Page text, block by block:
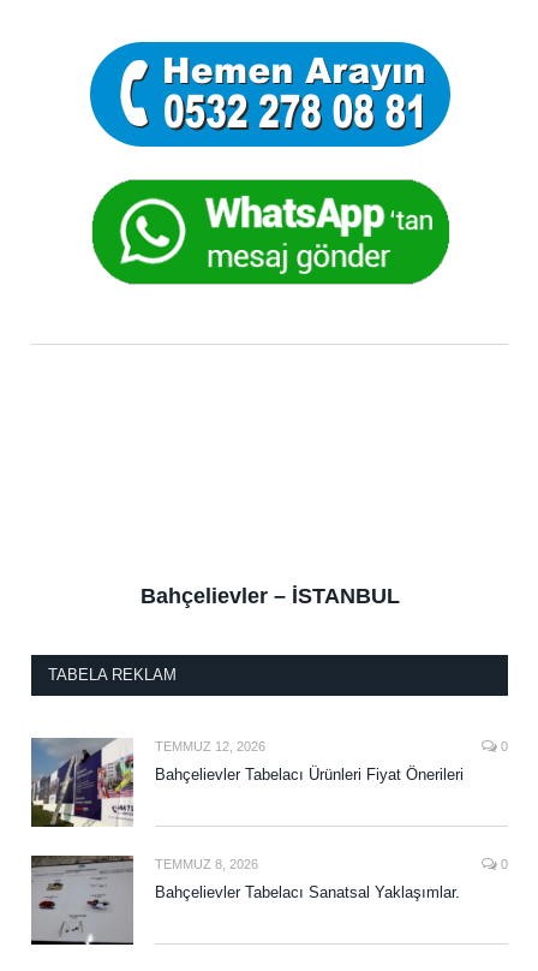
Bahçelievler – İSTANBUL
TABELA REKLAM
TEMMUZ 12, 2026 0
Bahçelievler Tabelacı Ürünleri Fiyat Önerileri
TEMMUZ 8, 2026 0
Bahçelievler Tabelacı Sanatsal Yaklaşımlar.